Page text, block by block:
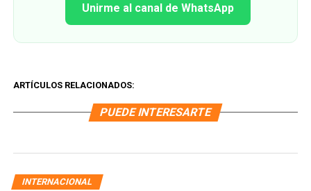
Unirme al canal de WhatsApp
ARTÍCULOS RELACIONADOS:
PUEDE INTERESARTE
INTERNACIONAL